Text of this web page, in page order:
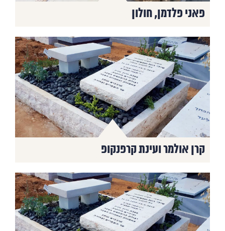
פאני פלדמן, חולון
קרן אולמר ועינת קרפנקופ